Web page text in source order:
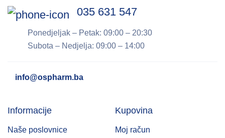
035 631 547
Ponedjeljak – Petak: 09:00 – 20:30
Subota – Nedjelja: 09:00 – 14:00
info@ospharm.ba
Informacije
Naše poslovnice
Kupovina
Moj račun